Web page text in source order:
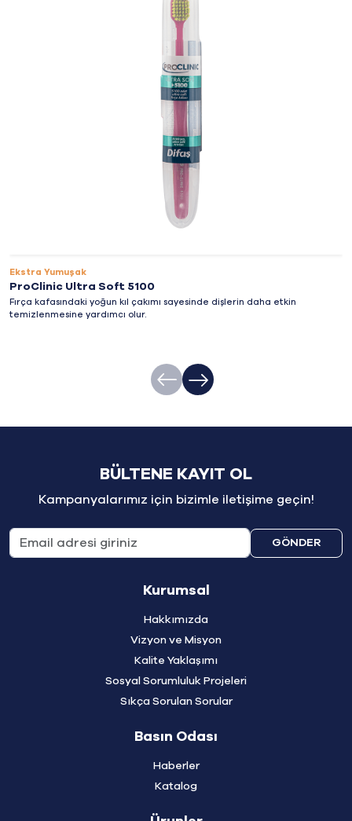
Ekstra Yumuşak
ProClinic Ultra Soft 5100
Fırça kafasındaki yoğun kıl çakımı sayesinde dişlerin daha etkin
temizlenmesine yardımcı olur.
BÜLTENE KAYIT OL
Kampanyalarımız için bizimle iletişime geçin!
GÖNDER
Kurumsal
Hakkımızda
Vizyon ve Misyon
Kalite Yaklaşımı
Sosyal Sorumluluk Projeleri
Sıkça Sorulan Sorular
Basın Odası
Haberler
Katalog